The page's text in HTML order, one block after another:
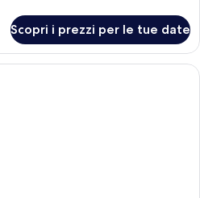
Scopri i prezzi per le tue date
Una camera d'albergo con un letto,